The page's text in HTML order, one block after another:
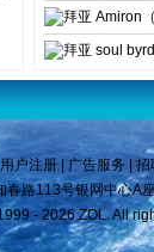
拜亚 Amiron
拜亚 soul byrd
用户注册| 广告服务
招
春路113号银网中心A
- 2026 ZOL. All